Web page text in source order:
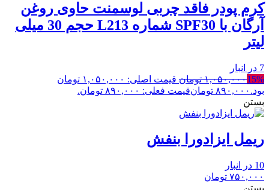
کرم پودر فاقد چربی لوسمنت حاوی روغن
آرگان با SPF30 شماره L213 حجم 30 میلی
لیتر
7 در انبار
15%۱,۰۵۰,۰۰۰ تومان
قیمت اصلی: ۱,۰۵۰,۰۰۰ تومان
بود. ۸۹۰,۰۰۰ تومانقیمت فعلی: ۸۹۰,۰۰۰ تومان.
بستن
ریمل ایزادورا بنفش
10 در انبار
۷۵۰,۰۰۰ تومان
بستن